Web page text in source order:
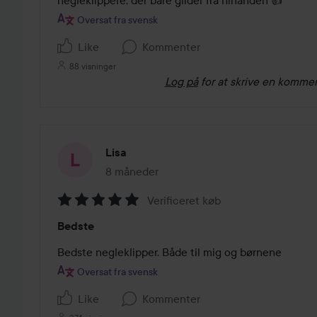
5
Oversat fra svensk
Like Kommenter
88 visninger
Log på for at skrive en
Lisa
8 måneder
Posten blev oprettet 8 måneder
5
ud
af
Verificeret køb
Bedste
Bedste negleklipper. Både til mig og børnene
Oversat fra svensk
Like Kommenter